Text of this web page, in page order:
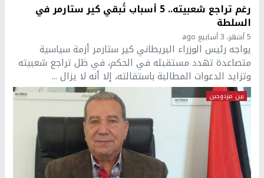
رغم تراجع شعبيته.. 5 أسباب تُبقي كير ستارمر في
السلطة
5 أشهر، 3 أسابيع ago
يواجه رئيس الوزراء البريطاني كير ستارمر أزمة سياسية
متصاعدة تهدد مستقبله في الحكم، في ظل تراجع شعبيته
وتزايد الدعوات المطالبة باستقالته، إلا أنه لا يزال ...
بين مزدوجين